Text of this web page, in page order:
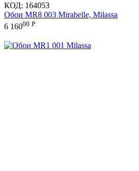
КОД: 164053
Обои MR8 003 Mirabelle, Milassa
6 16000 Р